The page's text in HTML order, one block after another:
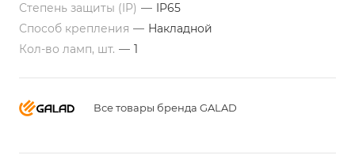
Степень защиты (IP) — IP65
Способ крепления — Накладной
Кол-во ламп, шт. — 1
Все товары бренда GALAD